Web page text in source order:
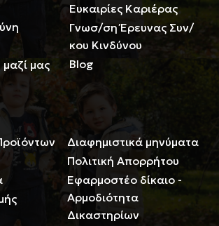
μαζί μας
Ευκαιρίες Καριέρας
Γνωσ/ση Έρευνας Συν/
κου Κινδύνου
Blog
Περιορισμοί ευθύνης
Διαφημιστικά μηνύματα
Πολιτική Απορρήτου
Εφαρμοστέο δίκαιο -
Αρμοδιότητα
Δικαστηρίων